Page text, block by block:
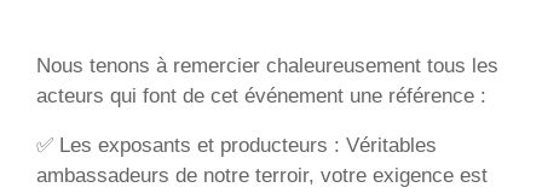
Nous tenons à remercier chaleureusement tous les
acteurs qui font de cet événement une référence :
✅ Les exposants et producteurs : Véritables
ambassadeurs de notre terroir, votre exigence est